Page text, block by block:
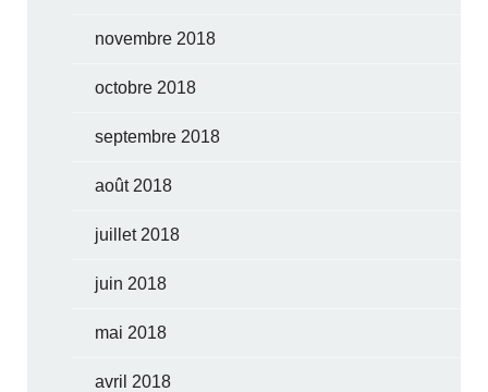
novembre 2018
octobre 2018
septembre 2018
août 2018
juillet 2018
juin 2018
mai 2018
avril 2018